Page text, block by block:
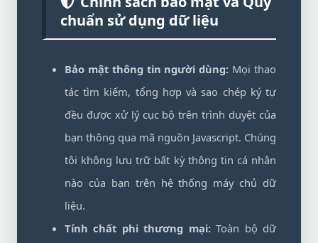
chuẩn sử dụng dữ liệu
Bảo mật thông tin người dùng: Mọi thao
tác tìm kiếm, tổng hợp và sao chép ký tự
đều được xử lý cục bộ trên trình duyệt của
bạn thông qua mã nguồn Javascript. Chúng
tôi không lưu trữ bất kỳ thông tin cá nhân
nào của bạn trên hệ thống máy chủ dữ
liệu.
Tính chất phi thương mại:Toàn bộ dữ